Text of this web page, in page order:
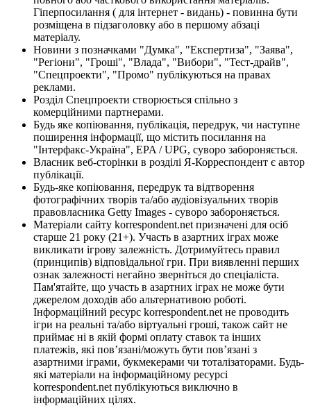
Гіперпосилання ( для інтернет - видань) - повинна бути
розміщена в підзаголовку або в першому абзаці
матеріалу.
Новини з позначками "Думка", "Експертиза", "Заява",
"Регіони", "Гроші", "Влада", "Вибори", "Тест-драйв",
"Спецпроекти", "Промо" публікуються на правах
реклами.
Розділ Спецпроекти створюється спільно з
комерційними партнерами.
Будь яке копіювання, публікація, передрук, чи наступне
поширення інформації, що містить посилання на
"Інтерфакс-Україна", EPA / UPG, суворо забороняється.
Власник веб-сторінки в розділі Я-Корреспондент є автор
публікації.
Будь-яке копіювання, передрук та відтворення
фотографічних творів та/або аудіовізуальних творів
правовласника Getty Images - суворо забороняється.
Матеріали сайту korrespondent.net призначені для осіб
старше 21 року (21+). Участь в азартних іграх може
викликати ігрову залежність. Дотримуйтесь правил
(принципів) відповідальної гри. При виявленні перших
ознак залежності негайно зверніться до спеціаліста.
Пам'ятайте, що участь в азартних іграх не може бути
джерелом доходів або альтернативою роботі.
Інформаційний ресурс korrespondent.net не проводить
ігри на реальні та/або віртуальні гроші, також сайт не
приймає ні в якій формі оплату ставок та інших
платежів, які пов’язані/можуть бути пов’язані з
азартними іграми, букмекерами чи тоталізаторами. Будь-
які матеріали на інформаційному ресурсі
korrespondent.net публікуються виключно в
інформаційних цілях.